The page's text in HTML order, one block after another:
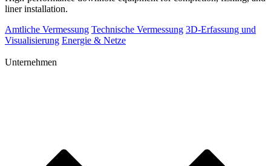
liner installation.
Amtliche Vermessung Technische Vermessung 3D-Erfassung und
Visualisierung Energie & Netze
Unternehmen